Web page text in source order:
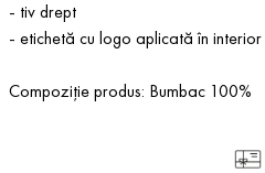
- tiv drept
- etichetă cu logo aplicată în interior
Compoziție produs: Bumbac 100%